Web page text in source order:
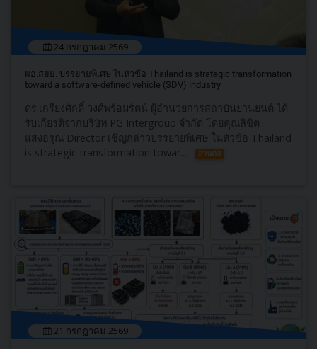
24 กรกฎาคม 2569
ผอ.สยย. บรรยายพิเศษ ในหัวข้อ Thailand is strategic transformation
toward a software-defined vehicle (SDV) industry
ดร.เกรียงศักดิ์ วงศ์พร้อมรัตน์ ผู้อำนวยการสถาบันยานยนต์ ได้
รับเกียรติจากบริษัท PG Intergroup จำกัด โดยคุณลิขิต
แสงอรุณ Director เชิญกล่าวบรรยายพิเศษ ในหัวข้อ Thailand
is strategic transformation towar...
อ่านต่อ
21 กรกฎาคม 2569